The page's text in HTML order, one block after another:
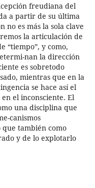
freudiana del
a partir de su última
no es más la sola clave
la articulación de
“tiempo”, y como,
nan la dirección
es sobretodo
mientras que en la
se hace así el
el inconsciente. El
una disciplina que
canismos
también como
y de lo explotarlo